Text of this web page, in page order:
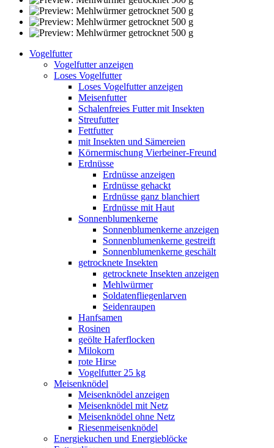
Vogelfutter
Vogelfutter anzeigen
Loses Vogelfutter
Loses Vogelfutter anzeigen
Meisenfutter
Schalenfreies Futter mit Insekten
Streufutter
Fettfutter
mit Insekten und Sämereien
Körnermischung Vierbeiner-Freund
Erdnüsse
Erdnüsse anzeigen
Erdnüsse gehackt
Erdnüsse ganz blanchiert
Erdnüsse mit Haut
Sonnenblumenkerne
Sonnenblumenkerne anzeigen
Sonnenblumenkerne gestreift
Sonnenblumenkerne geschält
getrocknete Insekten
getrocknete Insekten anzeigen
Mehlwürmer
Soldatenfliegenlarven
Seidenraupen
Hanfsamen
Rosinen
geölte Haferflocken
Milokorn
rote Hirse
Vogelfutter 25 kg
Meisenknödel
Meisenknödel anzeigen
Meisenknödel mit Netz
Meisenknödel ohne Netz
Riesenmeisenknödel
Energiekuchen und Energieblöcke